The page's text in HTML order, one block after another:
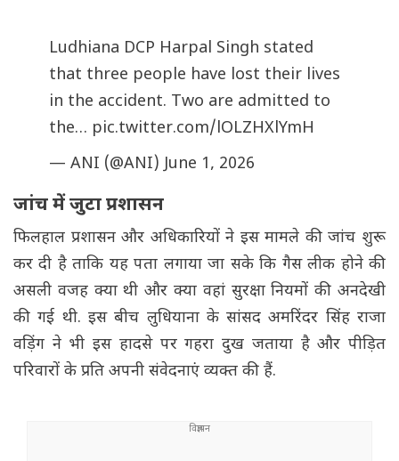
Ludhiana DCP Harpal Singh stated
that three people have lost their lives
in the accident. Two are admitted to
the… pic.twitter.com/lOLZHXlYmH
— ANI (@ANI)June 1, 2026
जांच में जुटा प्रशासन
फिलहाल प्रशासन और अधिकारियों ने इस मामले की जांच शुरू
कर दी है ताकि यह पता लगाया जा सके कि गैस लीक होने की
असली वजह क्या थी और क्या वहां सुरक्षा नियमों की अनदेखी
की गई थी. इस बीच लुधियाना के सांसद अमरिंदर सिंह राजा
वड़िंग ने भी इस हादसे पर गहरा दुख जताया है और पीड़ित
परिवारों के प्रति अपनी संवेदनाएं व्यक्त की हैं.